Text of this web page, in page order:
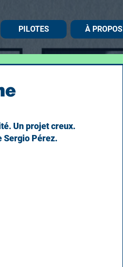
PILOTES À PROPOS
Un projet creux.
Sergio Pérez.